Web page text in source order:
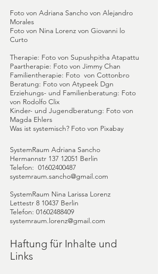
Foto von Adriana Sancho von Alejandro
Morales
Foto von Nina Lorenz von Giovanni lo
Curto
Therapie: Foto von Supushpitha Atapattu
Paartherapie: Foto von Jimmy Chan
Familientherapie: Foto von Cottonbro
Beratung: Foto von Atypeek Dgn
Erziehungs- und Familienberatung: Foto
von Rodolfo Clix
Kinder- und Jugendberatung: Foto von
Magda Ehlers
Was ist systemisch? Foto von Pixabay
SystemRaum Adriana Sancho
Hermannstr 137 12051 Berlin
Telefon: 01602400487
systemraum.sancho@gmail.com
SystemRaum Nina Larissa Lorenz
Lettestr 8 10437 Berlin
Telefon: 01602488409
systemraum.lorenz@gmail.com
Haftung für Inhalte und
Links